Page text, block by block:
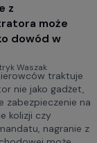
z
może
dowód w
Waszak
traktuje
nie jako gadżet,
zabezpieczenie na
kolizji czy
nagranie z